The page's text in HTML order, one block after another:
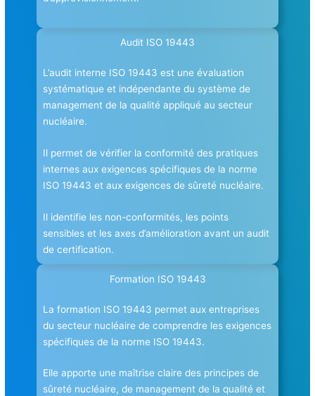
Audit ISO 19443
L’audit interne ISO 19443 est une évaluation
systématique et indépendante du système de
management de la qualité appliqué au secteur
nucléaire.
Il permet de vérifier la conformité des pratiques
internes aux exigences spécifiques de la norme
ISO 19443 et aux exigences de sûreté nucléaire.
Il identifie les non-conformités, les points
sensibles et les axes d’amélioration avant un audit
de certification.
Formation ISO 19443
La formation ISO 19443 permet aux entreprises
du secteur nucléaire de comprendre les exigences
spécifiques de la norme ISO 19443.
Elle apporte une maîtrise claire des principes de
sûreté nucléaire, de management de la qualité et